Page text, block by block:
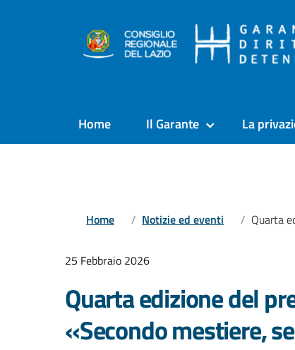
Home Il Garante La
Home Notizie ed eventi Quarta edizione del premio
25 Febbraio 2026
Quarta edizione del
«Secondo mestiere,